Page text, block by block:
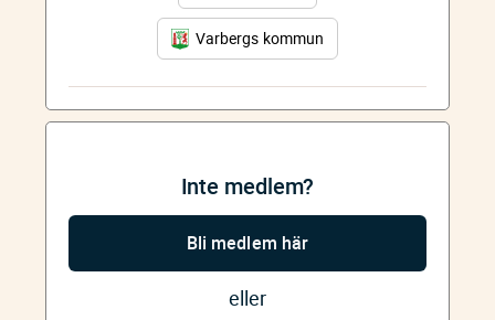
Varbergs kommun
Inte medlem?
Bli medlem här
eller